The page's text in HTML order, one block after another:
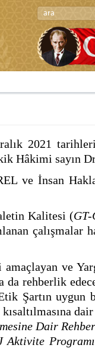
2021
Hâkimi sayın
ve İnsan
Kalitesi (
çalışmalar
ve
da rehberlik
Şartın
Dair
Aktivite Programı